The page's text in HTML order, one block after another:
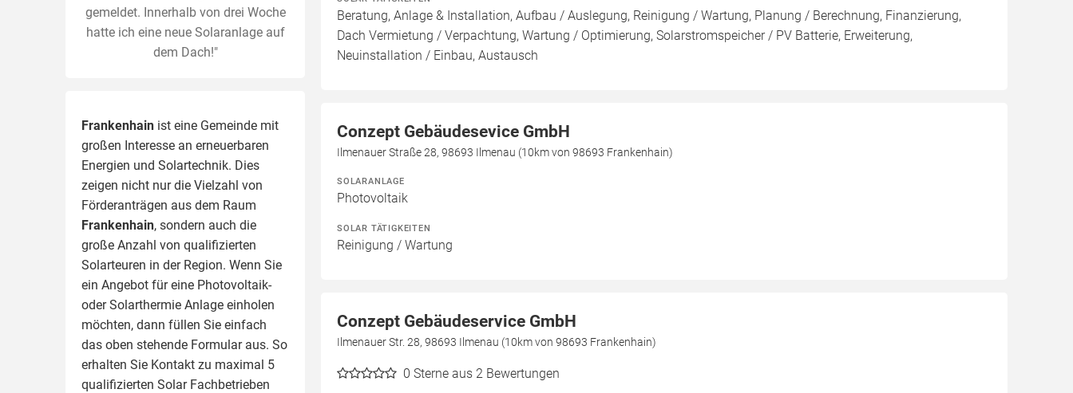
gemeldet. Innerhalb von drei Woche
hatte ich eine neue Solaranlage auf
dem Dach!"
Frankenhain ist eine Gemeinde mit
großen Interesse an erneuerbaren
Energien und Solartechnik. Dies
zeigen nicht nur die Vielzahl von
Förderanträgen aus dem Raum
Frankenhain, sondern auch die
große Anzahl von qualifizierten
Solarteuren in der Region. Wenn Sie
ein Angebot für eine Photovoltaik-
oder Solarthermie Anlage einholen
möchten, dann füllen Sie einfach
das oben stehende Formular aus. So
erhalten Sie Kontakt zu maximal 5
qualifizierten Solar Fachbetrieben
Beratung, Anlage & Installation, Aufbau / Auslegung, Reinigung / Wartung, Planung / Berechnung, Finanzierung,
Dach Vermietung / Verpachtung, Wartung / Optimierung, Solarstromspeicher / PV Batterie, Erweiterung,
Neuinstallation / Einbau, Austausch
Conzept Gebäudesevice GmbH
Ilmenauer Straße 28, 98693 Ilmenau (10km von 98693 Frankenhain)
SOLARANLAGE
Photovoltaik
SOLAR TÄTIGKEITEN
Reinigung / Wartung
Conzept Gebäudeservice GmbH
Ilmenauer Str. 28, 98693 Ilmenau (10km von 98693 Frankenhain)
0 Sterne aus 2 Bewertungen